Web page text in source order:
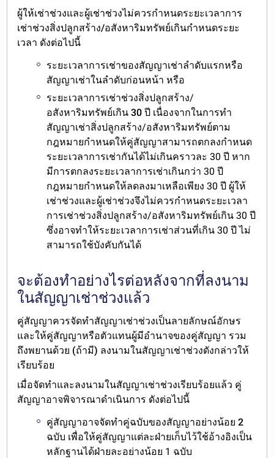
ผู้ให้เช่าช่วงและผู้เช่าช่วงไม่ควรกำหนดระยะเวลาการ
เช่าช่วงสิ่งปลูกสร้าง/อสังหาริมทรัพย์เกินกำหนดระยะ
เวลา ดังต่อไปนี้
ระยะเวลาการเช่าของสัญญาเช่าลำดับแรกหรือ
สัญญาเช่าในลำดับก่อนหน้า หรือ
ระยะเวลาการเช่าช่วงสิ่งปลูกสร้าง/
อสังหาริมทรัพย์เกิน 30 ปี เนื่องจากในการทำ
สัญญาเช่าสิ่งปลูกสร้าง/อสังหาริมทรัพย์ตาม
กฎหมายกำหนดให้คู่สัญญาสามารถตกลงกำหนด
ระยะเวลาการเช่ากันได้ไม่เกินคราวละ 30 ปี หาก
มีการตกลงระยะเวลาการเช่าเกินกว่า 30 ปี
กฎหมายกำหนดให้ลดลงมาเหลือเพียง 30 ปี ผู้ให้
เช่าช่วงและผู้เช่าช่วงจึงไม่ควรกำหนดระยะเวลา
การเช่าช่วงสิ่งปลูกสร้าง/อสังหาริมทรัพย์เกิน 30 ปี
ซึ่งอาจทำให้ระยะเวลาการเช่าส่วนที่เกิน 30 ปี ไม่
สามารถใช้บังคับกันได้
จะต้องทำอย่างไรต่อหลังจากที่ลงนาม
ในสัญญาเช่าช่วงแล้ว
คู่สัญญาควรจัดทำสัญญาเช่าช่วงเป็นลายลักษณ์อักษร
และให้คู่สัญญาหรือตัวแทนผู้มีอำนาจของคู่สัญญา รวม
ถึงพยานด้วย (ถ้ามี) ลงนามในสัญญาเช่าช่วงดังกล่าวให้
เรียบร้อย
เมื่อจัดทำและลงนามในสัญญาเช่าช่วงเรียบร้อยแล้ว คู่
สัญญาอาจพิจารณาดำเนินการ ดังต่อไปนี้
คู่สัญญาอาจจัดทำคู่ฉบับของสัญญาอย่างน้อย 2
ฉบับ เพื่อให้คู่สัญญาแต่ละฝ่ายเก็บไว้ใช้อ้างอิงเป็น
หลักฐานได้ฝ่ายละอย่างน้อย 1 ฉบับ